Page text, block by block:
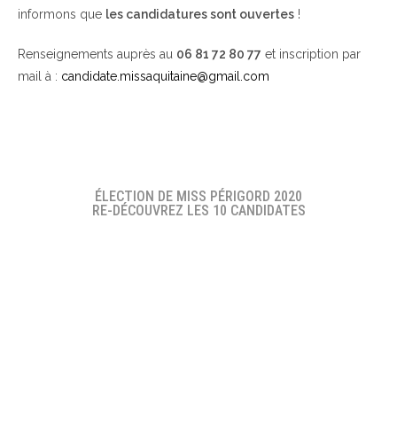
informons que les candidatures sont ouvertes !
Renseignements auprès au 06 81 72 80 77 et inscription par
mail à : candidate.missaquitaine@gmail.com
ÉLECTION DE MISS PÉRIGORD 2020
RE-DÉCOUVREZ LES 10 CANDIDATES